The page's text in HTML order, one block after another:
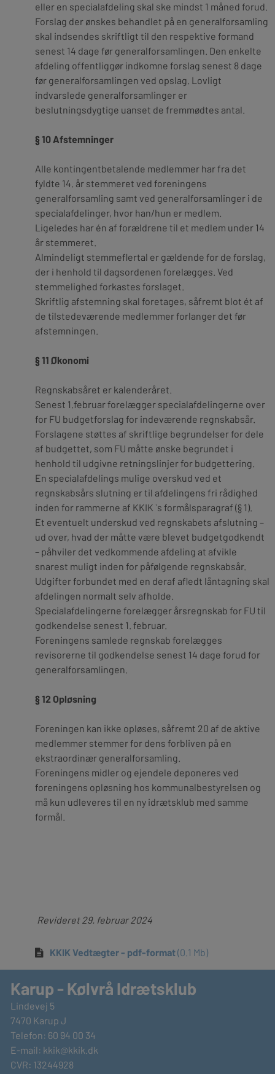
eller en specialafdeling skal ske mindst 1 måned forud.
Forslag der ønskes behandlet på en generalforsamling
skal indsendes skriftligt til den respektive formand
senest 14 dage før generalforsamlingen. Den enkelte
afdeling offentliggør indkomne forslag senest 8 dage
før generalforsamlingen ved opslag. Lovligt
indvarslede generalforsamlinger er
beslutningsdygtige uanset de fremmødtes antal.
§ 10 Afstemninger
Alle kontingentbetalende medlemmer har fra det
fyldte 14. år stemmeret ved foreningens
generalforsamling samt ved generalforsamlinger i de
specialafdelinger, hvor han/hun er medlem.
Ligeledes har én af forældrene til et medlem under 14
år stemmeret.
Almindeligt stemmeflertal er gældende for de forslag,
der i henhold til dagsordenen forelægges. Ved
stemmelighed forkastes forslaget.
Skriftlig afstemning skal foretages, såfremt blot ét af
de tilstedeværende medlemmer forlanger det før
afstemningen.
§ 11 Økonomi
Regnskabsåret er kalenderåret.
Senest 1.februar forelægger specialafdelingerne over
for FU budgetforslag for indeværende regnskabsår.
Forslagene støttes af skriftlige begrundelser for dele
af budgettet, som FU måtte ønske begrundet i
henhold til udgivne retningslinjer for budgettering.
En specialafdelings mulige overskud ved et
regnskabsårs slutning er til afdelingens fri rå­dighed
inden for rammerne af KKIK `s formålsparagraf (§ 1).
Et eventuelt underskud ved regnskabets afslutning –
ud over, hvad der måtte være blevet budgetgodkendt
– påhviler det vedkommende afdeling at afvikle
snarest muligt inden for påfølgende regnskabsår.
Udgifter forbundet med en deraf afledt låntagning skal
afdelingen normalt selv afholde.
Specialafdelingerne forelægger årsregnskab for FU til
godkendelse senest 1. februar.
Foreningens samlede regnskab forelægges
revisorerne til godkendelse senest 14 dage forud for
generalforsamlingen.
§ 12 Opløsning
Foreningen kan ikke opløses, såfremt 20 af de aktive
medlemmer stemmer for dens forbliven på en
ekstraordinær generalforsamling.
Foreningens midler og ejendele deponeres ved
foreningens opløsning hos kommunalbestyrelsen og
må kun udleveres til en ny idrætsklub med samme
formål.
Revideret 29. februar 2024
KKIK Vedtægter - pdf-format(0.1 Mb)
Karup - Kølvrå Idrætsklub
Lindevej 5
7470 Karup J
Telefon: 60 94 00 34
E-mail: kkik@kkik.dk
CVR: 13244928